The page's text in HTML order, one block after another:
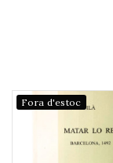
Fora d'estoc